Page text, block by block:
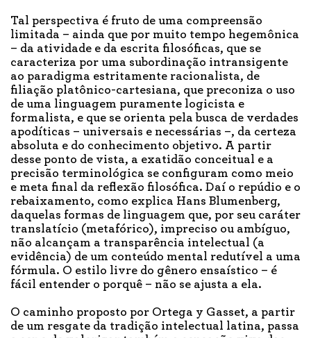
Tal perspectiva é fruto de uma compreensão
limitada – ainda que por muito tempo hegemônica
– da atividade e da escrita filosóficas, que se
caracteriza por uma subordinação intransigente
ao paradigma estritamente racionalista, de
filiação platônico-cartesiana, que preconiza o uso
de uma linguagem puramente logicista e
formalista, e que se orienta pela busca de verdades
apodíticas – universais e necessárias –, da certeza
absoluta e do conhecimento objetivo. A partir
desse ponto de vista, a exatidão conceitual e a
precisão terminológica se configuram como meio
e meta final da reflexão filosófica. Daí o repúdio e o
rebaixamento, como explica Hans Blumenberg,
daquelas formas de linguagem que, por seu caráter
translatício (metafórico), impreciso ou ambíguo,
não alcançam a transparência intelectual (a
evidência) de um conteúdo mental redutível a uma
fórmula. O estilo livre do gênero ensaístico – é
fácil entender o porquê – não se ajusta a ela.
O caminho proposto por Ortega y Gasset, a partir
de um resgate da tradição intelectual latina, passa